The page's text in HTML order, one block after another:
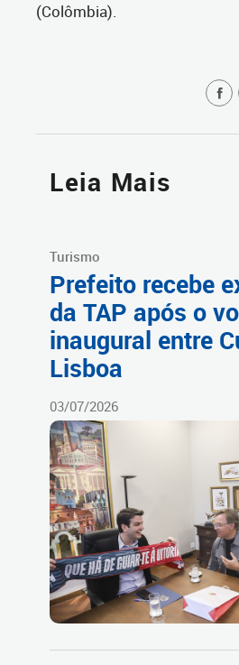
(Colômbia).
Leia Mais
Turismo
Prefeito recebe
da TAP após o
inaugural entre
Lisboa
03/07/2026